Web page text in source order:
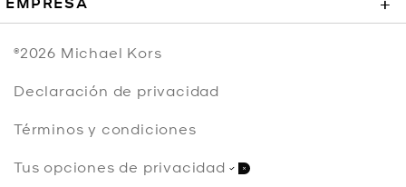
©2026 Michael Kors
Declaración de privacidad
Términos y condiciones
Tus opciones de privacidad